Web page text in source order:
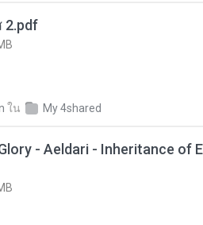
2.pdf
ใน My 4shared
- Aeldari - Inheritance of